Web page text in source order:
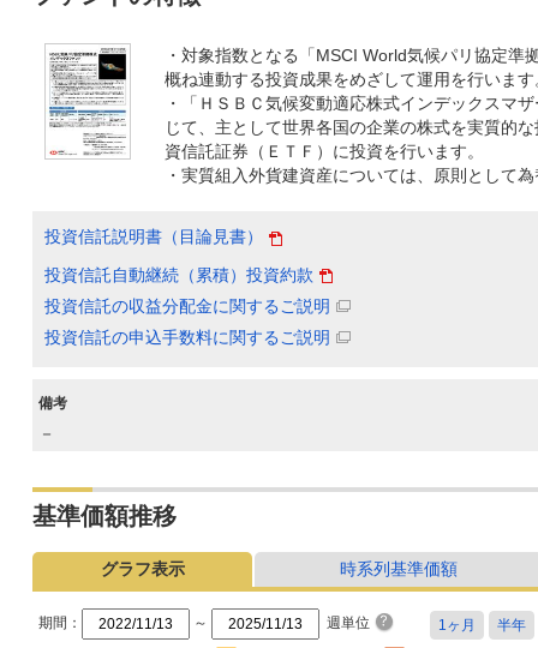
・対象指数となる「MSCI World気候パリ協定準
概ね連動する投資成果をめざして運用を行います
・「ＨＳＢＣ気候変動適応株式インデックスマ
じて、主として世界各国の企業の株式を実質的
資信託証券（ＥＴＦ）に投資を行います。
・実質組入外貨建資産については、原則として
投資信託説明書（目論見書）
投資信託自動継続（累積）投資約款
投資信託の収益分配金に関するご説明
投資信託の申込手数料に関するご説明
備考
－
基準価額推移
グラフ表示 時系列基準価額
期間： ～ 週単位